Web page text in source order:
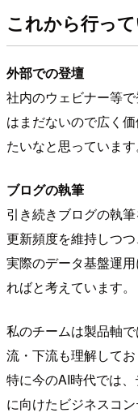
これから行っ
外部での登壇
社内のウェビナー等
はまだないので広く
たいなと思っています
ブログの執筆
引き続きブログの執筆
更新頻度を維持しつ
実際のデータ基盤運
ればと考えています。
私のチームは製品軸
流・下流も理解してお
特に今のAI時代では
に向けたビジネスコ